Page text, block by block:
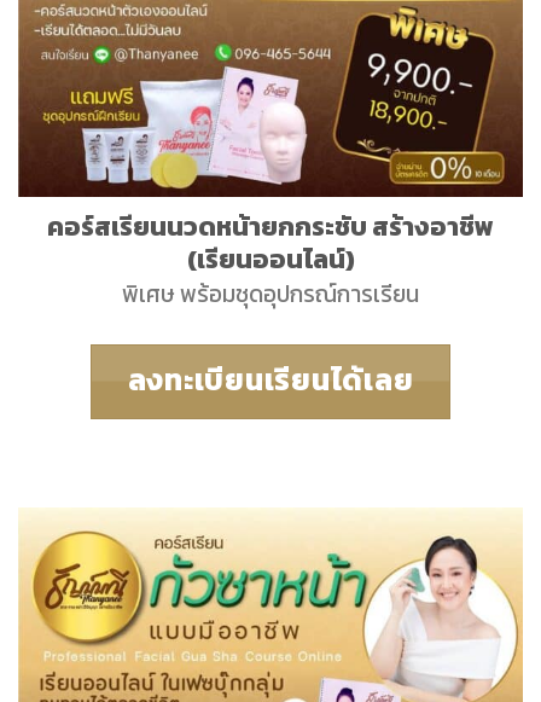
คอร์สเรียนนวดหน้ายกกระชับ สร้างอาชีพ
(เรียนออนไลน์)
พิเศษ พร้อมชุดอุปกรณ์การเรียน
ลงทะเบียนเรียนได้เลย